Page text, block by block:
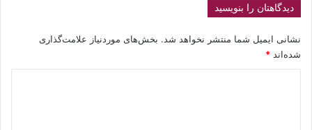
دیدگاهتان را بنویسید
نشانی ایمیل شما منتشر نخواهد شد. بخش‌های موردنیاز علامت‌گذاری
شده‌اند *